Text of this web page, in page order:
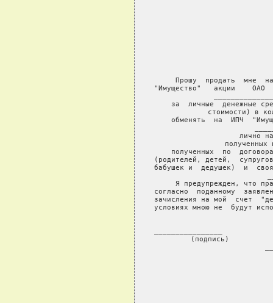
Прошу  продать  мне
"Имущество"   акции    ОАО
за  личные  денежные
стоимости) в
обменять  на  ИПЧ
лично
полученных
полученных  по
(родителей, детей,
бабушек и  дедушек)  и
Я предупрежден, что
согласно  поданному
зачисления на мой  счет
условиях мною не  будут
(подпись)